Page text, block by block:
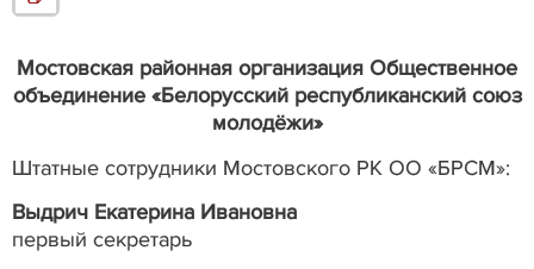
Мостовская районная организация Общественное
объединение «Белорусский республиканский союз
молодёжи»
Штатные сотрудники Мостовского РК ОО «БРСМ»:
Выдрич Екатерина Ивановна
первый секретарь